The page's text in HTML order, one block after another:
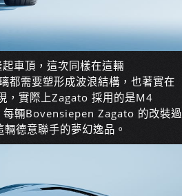
車頂，這次同樣在這輛
都需要塑形成波浪結構，也著實在
，實際上Zagato 採用的是M4
輛Bovensiepen Zagato 的改裝過
德意聯手的夢幻逸品。